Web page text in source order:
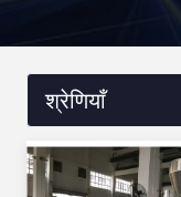
श्रेणियाँ